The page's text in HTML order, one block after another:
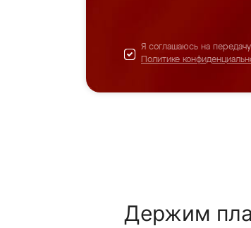
Я соглашаюсь на
Политике
Держим